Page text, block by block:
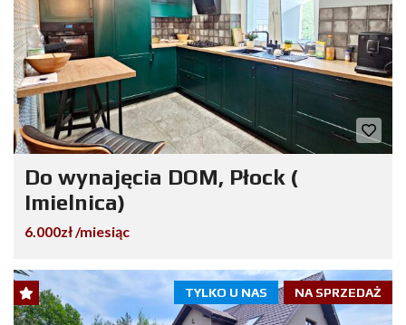
Do wynajęcia DOM, Płock (
Imielnica)
6.000zł /miesiąc
NA SPRZEDAŻ
TYLKO U NAS